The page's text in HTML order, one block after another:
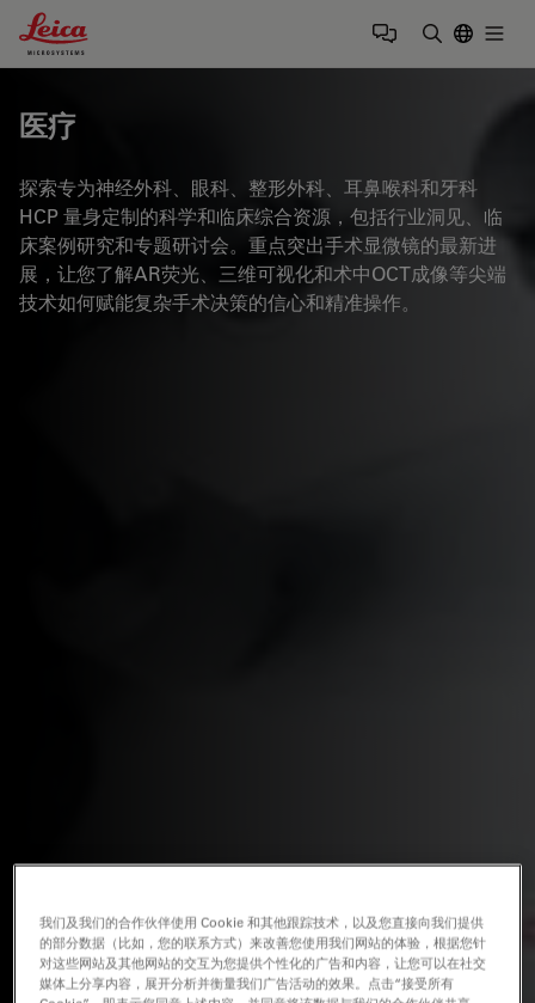
Leica Microsystems Logo
医疗
探索专为神经外科、眼科、整形外科、耳鼻喉科和牙科
HCP 量身定制的科学和临床综合资源，包括行业洞见、临
床案例研究和专题研讨会。重点突出手术显微镜的最新进
展，让您了解AR荧光、三维可视化和术中OCT成像等尖端
技术如何赋能复杂手术决策的信心和精准操作。
我们及我们的合作伙伴使用 Cookie 和其他跟踪技术，以及您直接向我们提供
的部分数据（比如，您的联系方式）来改善您使用我们网站的体验，根据您针
对这些网站及其他网站的交互为您提供个性化的广告和内容，让您可以在社交
媒体上分享内容，展开分析并衡量我们广告活动的效果。点击“接受所有